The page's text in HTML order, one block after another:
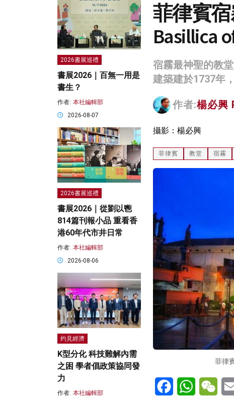
菲律賓宿
Basillica
宿霧最神聖的教
建築建於1737年
作者:楊必興
攝影：楊必興
菲律賓 教堂 宿霧
菲律
FacebookWhatsApp
2026書展巡禮
書展2026｜百無一用是
書生？
作者: 本社編輯部
2026-08-07
2026書展巡禮
書展2026｜從劉以鬯
814篇刊報小品 重看香
港60年代市井日常
作者: 本社編輯部
2026-08-06
灼見經濟
K型分化 科技難解內需
之困 學者倡政策協同發
力
作者: 本社編輯部